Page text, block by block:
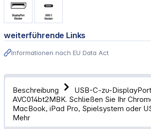
weiterführende Links
Informationen nach EU Data Act
Beschreibung
USB-C-zu-
AVC014bt2MBK. Schließen Sie Ihr
MacBook, iPad Pro, Spielsystem oder
Mehr